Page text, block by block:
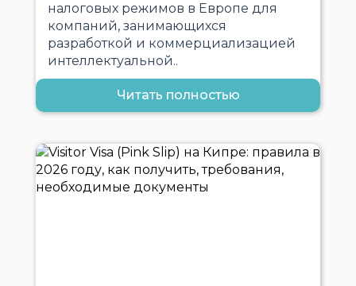
налоговых режимов в Европе для
компаний, занимающихся
разработкой и коммерциализацией
интеллектуальной..
Читать полностью